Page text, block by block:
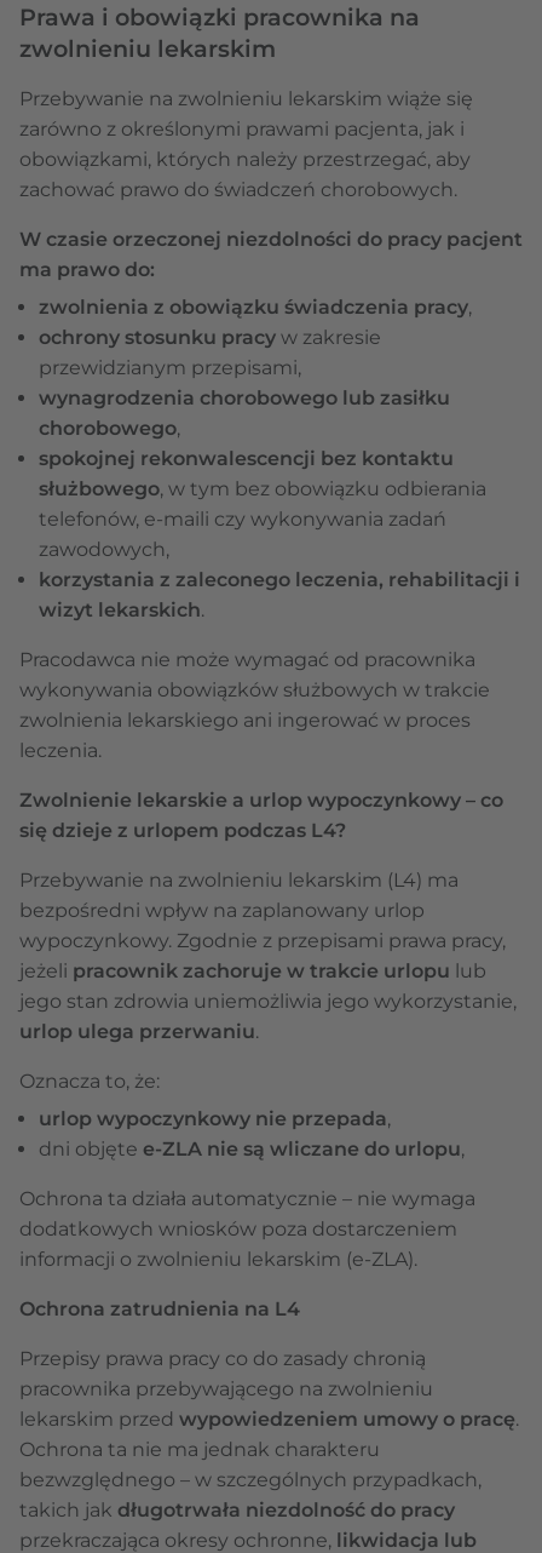
Prawa i obowiązki pracownika na
zwolnieniu lekarskim
Przebywanie na zwolnieniu lekarskim wiąże się
zarówno z określonymi prawami pacjenta, jak i
obowiązkami, których należy przestrzegać, aby
zachować prawo do świadczeń chorobowych.
W czasie orzeczonej niezdolności do pracy pacjent
ma prawo do:
zwolnienia z obowiązku świadczenia pracy,
ochrony stosunku pracy w zakresie
przewidzianym przepisami,
wynagrodzenia chorobowego lub zasiłku
chorobowego,
spokojnej rekonwalescencji bez kontaktu
służbowego, w tym bez obowiązku odbierania
telefonów, e-maili czy wykonywania zadań
zawodowych,
korzystania z zaleconego leczenia, rehabilitacji i
wizyt lekarskich.
Pracodawca nie może wymagać od pracownika
wykonywania obowiązków służbowych w trakcie
zwolnienia lekarskiego ani ingerować w proces
leczenia.
Zwolnienie lekarskie a urlop wypoczynkowy – co
się dzieje z urlopem podczas L4?
Przebywanie na zwolnieniu lekarskim (L4) ma
bezpośredni wpływ na zaplanowany urlop
wypoczynkowy. Zgodnie z przepisami prawa pracy,
jeżeli pracownik zachoruje w trakcie urlopu lub
jego stan zdrowia uniemożliwia jego wykorzystanie,
urlop ulega przerwaniu.
Oznacza to, że:
urlop wypoczynkowy nie przepada,
dni objęte e-ZLA nie są wliczane do urlopu,
Ochrona ta działa automatycznie – nie wymaga
dodatkowych wniosków poza dostarczeniem
informacji o zwolnieniu lekarskim (e-ZLA).
Ochrona zatrudnienia na L4
Przepisy prawa pracy co do zasady chronią
pracownika przebywającego na zwolnieniu
lekarskim przed wypowiedzeniem umowy o pracę.
Ochrona ta nie ma jednak charakteru
bezwzględnego – w szczególnych przypadkach,
takich jak długotrwała niezdolność do pracy
przekraczająca okresy ochronne, likwidacja lub